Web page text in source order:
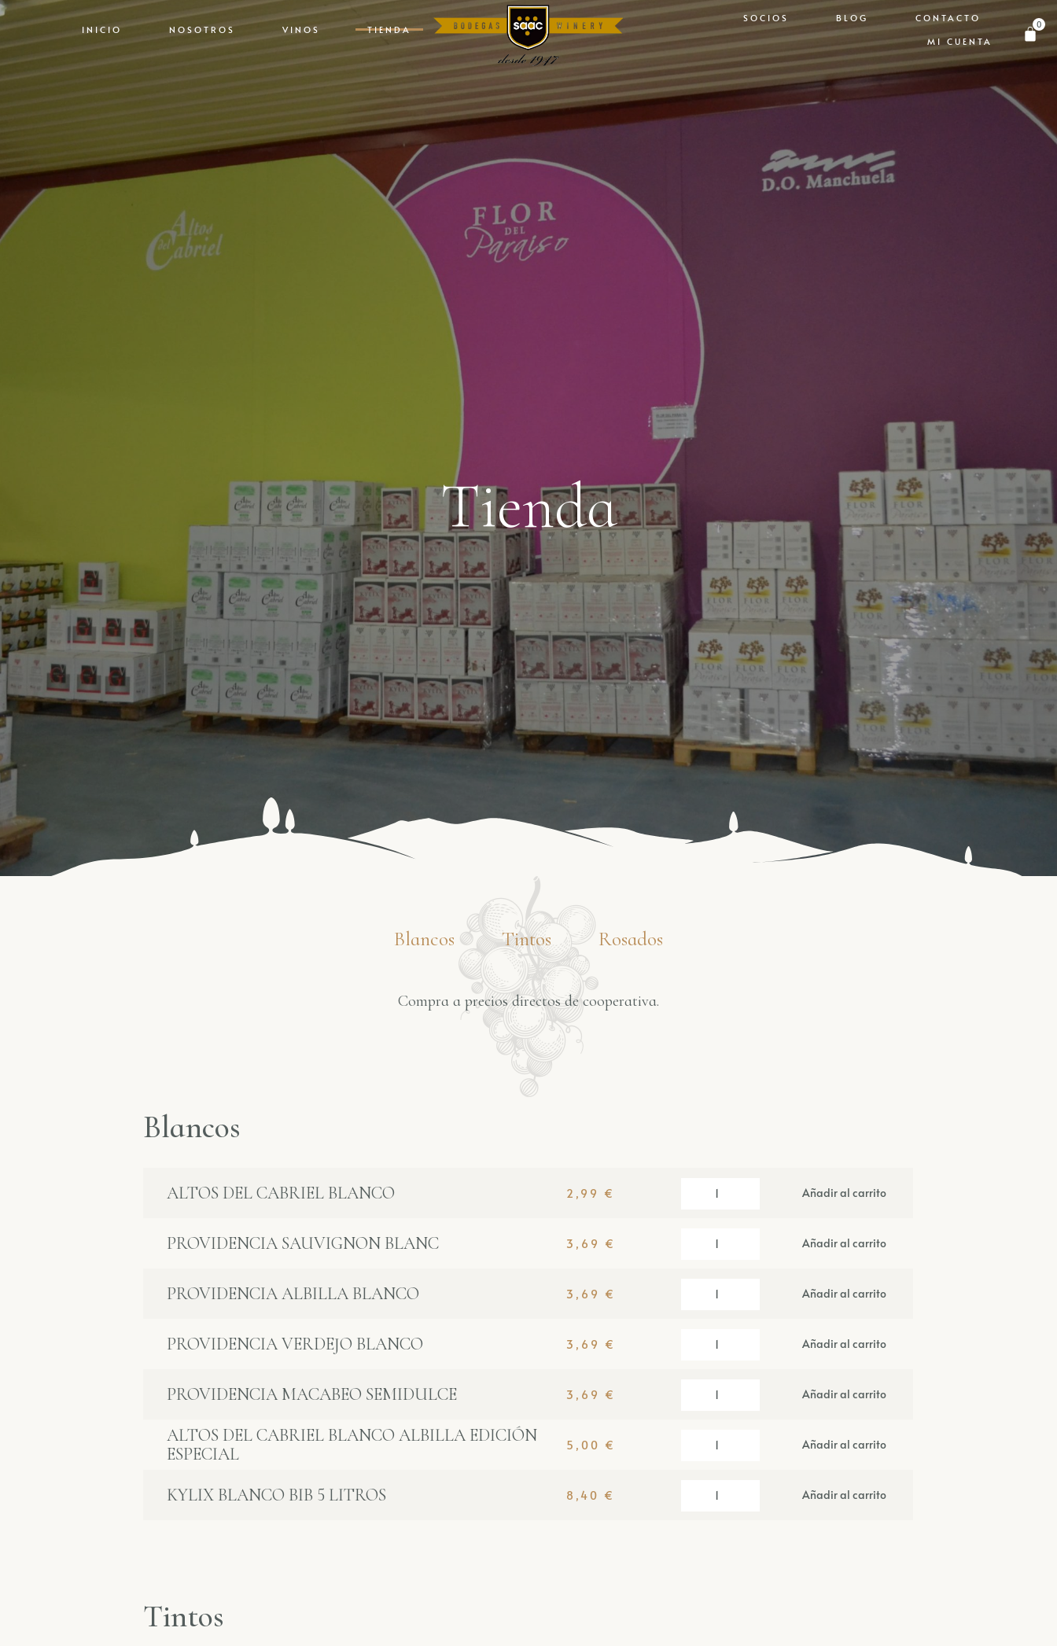
INICIO NOSOTROS VINOS TIENDA
SOCIOS BLOG
CONTACTO
MI CUENTA
0
Tienda
Blancos Tintos Rosados
Compra a precios directos de cooperativa.
Blancos
ALTOS DEL CABRIEL BLANCO 2,99 € Añadir al carrito
PROVIDENCIA SAUVIGNON BLANC 3,69 € Añadir al carrito
PROVIDENCIA ALBILLA BLANCO 3,69 € Añadir al carrito
PROVIDENCIA VERDEJO BLANCO 3,69 € Añadir al carrito
PROVIDENCIA MACABEO SEMIDULCE 3,69 € Añadir al carrito
ALTOS DEL CABRIEL BLANCO ALBILLA EDICIÓN
ESPECIAL
5,00 € Añadir al carrito
KYLIX BLANCO BIB 5 LITROS 8,40 € Añadir al carrito
Tintos